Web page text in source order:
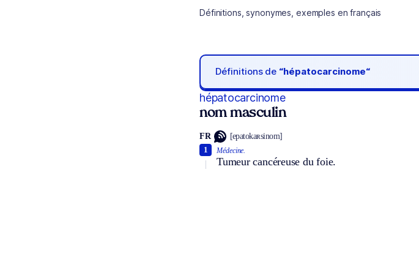
Définitions, synonymes, exemples en français
Définitions de “hépatocarcinome“
hépatocarcinome
nom masculin
FR [epatokaʀsinom]
Médecine.
Tumeur cancéreuse du foie.
1